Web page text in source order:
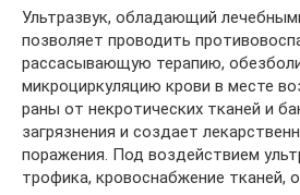
Ультразвук, обладающий
позволяет проводить
рассасывающую терапию,
микроциркуляцию крови в месте
раны от некротических тканей и
загрязнения и создает
поражения. Под воздействием
трофика, кровоснабжение тканей,